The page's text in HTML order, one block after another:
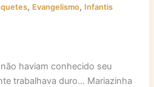
, Evangelismo, Infantis
haviam conhecido seu
trabalhava duro… Mariazinha